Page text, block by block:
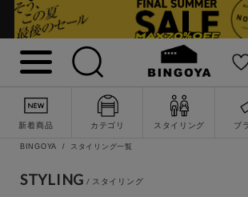
新着商品 カテゴリ スタイリング ブ
詳細検索
BINGOYA スタイリング一覧
STYLING